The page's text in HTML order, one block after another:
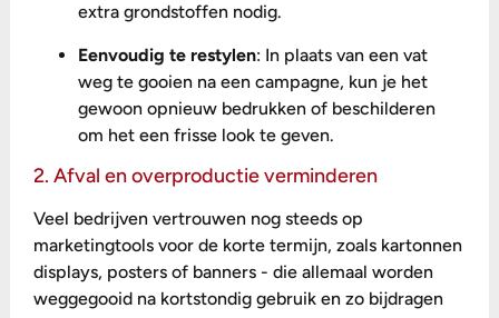
extra grondstoffen nodig.
Eenvoudig te restylen: In plaats van een vat
weg te gooien na een campagne, kun je het
gewoon opnieuw bedrukken of beschilderen
om het een frisse look te geven.
2. Afval en overproductie verminderen
Veel bedrijven vertrouwen nog steeds op
marketingtools voor de korte termijn, zoals kartonnen
displays, posters of banners - die allemaal worden
weggegooid na kortstondig gebruik en zo bijdragen